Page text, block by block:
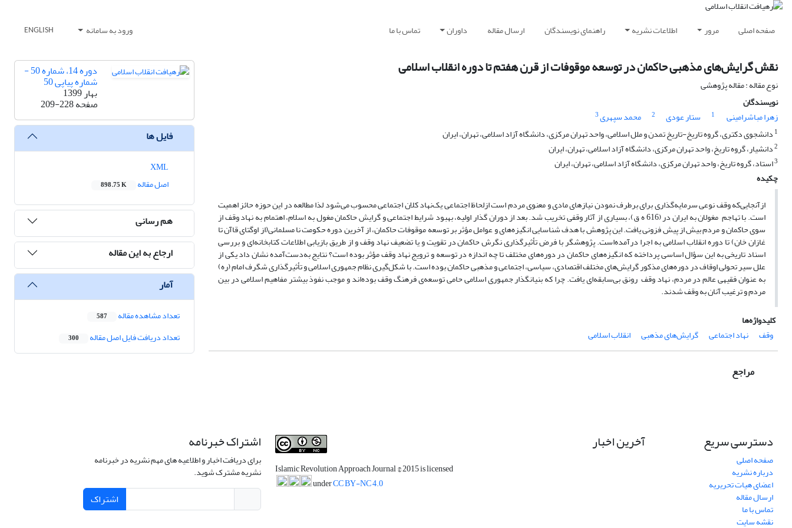
صفحه اصلی مرور اطلاعات نشریه راهنمای نویسندگان ارسال مقاله داوران تماس با ما ورود به سامانه ENGLISH
نقش گرایش‌های مذهبی حاکمان در توسعه موقوفات از قرن هفتم تا دوره انقلاب اسلامی
نوع مقاله : مقاله پژوهشی
نویسندگان
زهرا مباشرامینی
1 ستار عودی 2 محمد سپهری3
1 دانشجوی دکتری، گروه تاریخ-تاریخ تمدن و ملل اسلامی، واحد تهران مرکزی، دانشگاه آزاد اسلامی، تهران، ایران
2دانشیار، گروه تاریخ، واحد تهران مرکزی، دانشگاه آزاد اسلامی، تهران، ایران
3استاد، گروه تاریخ، واحد تهران مرکزی، دانشگاه آزاد اسلامی، تهران، ایران
چکیده
ازآنجایی‌که وقف نوعی سرمایه‌گذاری برای برطرف نمودن نیازهای مادی و معنوی مردم است ازلحاظ اجتماعی یک‌نهاد کلان اجتماعی محسوب می‌شود لذا مطالعه در این حوزه حائز اهمیت
است. با تهاجم مغولان به ایران در (616 ه ق)، بسیاری از آثار وقفی تخریب شد. بعد از دوران گذار اولیه، بهبود شرایط اجتماعی و گرایش حاکمان مغول به اسلام، اهتمام به نهاد وقف از
سوی حاکمان و مردم بیش از پیش فزونی یافت. این پژوهش با هدف شناسایی انگیزه‌های و عوامل مؤثر بر توسعه موقوفات حاکمان، از آخرین دوره حکومت نا مسلمانی(از اوگتای قاآن تا
غازان خان) تا دوره انقلاب اسلامی به اجرا درآمده‌است. پژوهشگر با فرض تأثیرگذاری نگرش حاکمان در تقویت و یا تضعیف نها‌د وقف و از طریق بازیابی اطلاعات کتابخانه‌ای و بررسی
اسناد تاریخی به این سؤال اساسی پرداخته که انگیزه‌های حاکمان در دوره‌های مختلف تا چه اندازه در توسعه و ترویج نهاد وقف مؤثر بوده است؟ نتایج به‌دست‌آمده نشان داد یکی از
علل سیر تحولی اوقاف در دوره‌های مذکور گرایش‌های مختلف اقتصادی، سیاسی، اجتماعی و مذهبی حاکمان بوده است. با شکل‌گیری نظام جمهوری اسلامی و تأثیرگذاری شگرف امام (ره)
به عنوان فقیهی عالم در مردم، نهاد وقف رونق بی‌سابقه‌ای یافت. چرا که بنیانگذار جمهوری اسلامی حامی توسعه‌ی فرهنگ وقف بوده‌اند و موجب نفوذ بیشتر مفاهیم اسلامی در بین
مردم و ترغیب آنان به وقف شدند.
کلیدواژه‌ها
وقف
نهاد اجتماعی گرایش‌های مذهبی انقلاب اسلامی
مراجع
دوره 14، شماره 50 -
شماره پیاپی 50
بهار 1399
صفحه209-228
فایل ها
اصل مقاله
898.75 K
هم رسانی
ارجاع به این مقاله
آمار
تعداد مشاهده مقاله 587
تعداد دریافت فایل اصل مقاله 300
دسترسی سریع
صفحه اصلی
درباره نشریه
اعضای هیات تحریریه
ارسال مقاله
تماس با ما
نقشه سایت
آخرین اخبار
Islamic Revolution Approach Journal© 2015 is licensed
underCC BY-NC 4.0
اشتراک خبرنامه
برای دریافت اخبار و اطلاعیه های مهم نشریه در خبرنامه
نشریه مشترک شوید.
اشتراک